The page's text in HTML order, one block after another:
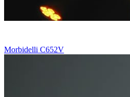
Morbidelli C652V